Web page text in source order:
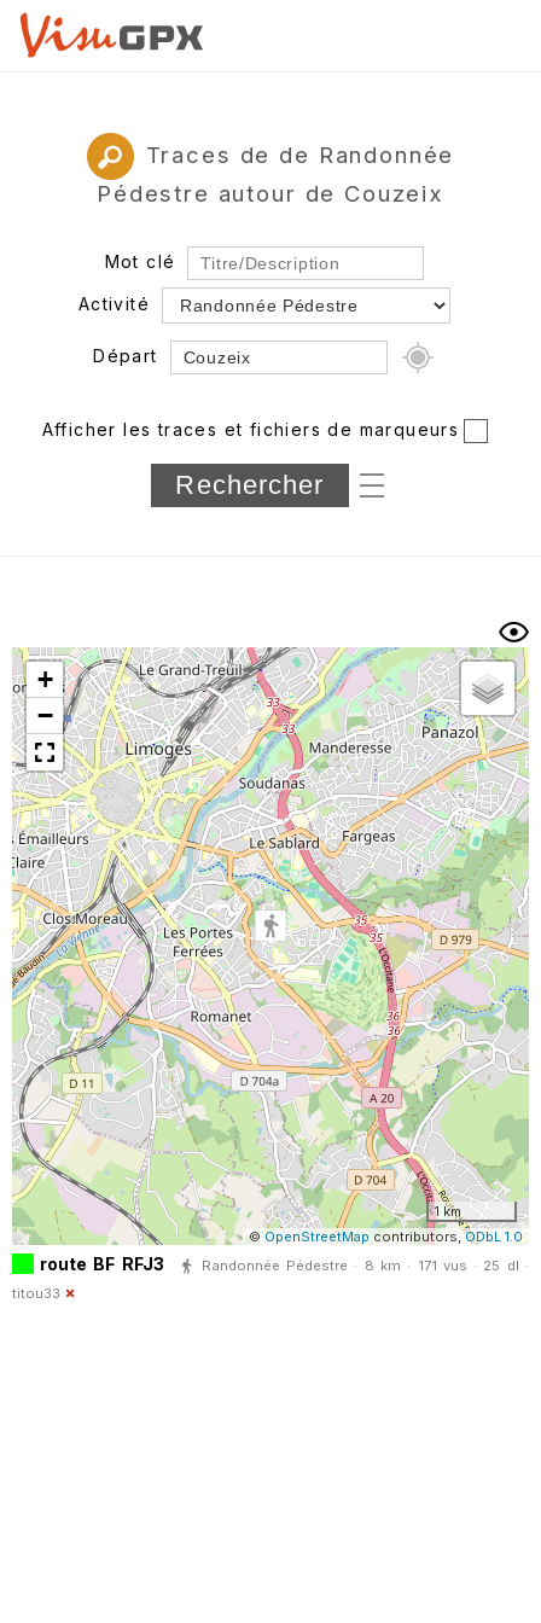
Traces de de Randonnée
Pédestre autour de Couzeix
Mot clé
Activité
Départ
Département
Longueur min/max
Trier par
Horodatage Photos
Afficher les traces et fichiers de marqueurs
+
−
1 km
©OpenStreetMap contributors,ODbL 1.0
route BF RFJ3
Randonnée Pédestre · 8 km · 171 vus · 25 dl ·
titou33